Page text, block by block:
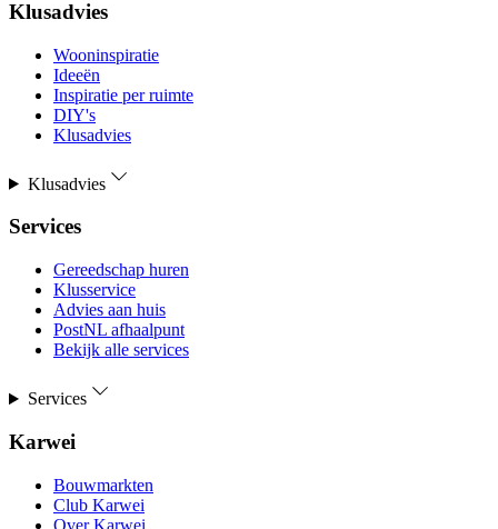
Klusadvies
Wooninspiratie
Ideeën
Inspiratie per ruimte
DIY's
Klusadvies
Klusadvies
Services
Gereedschap huren
Klusservice
Advies aan huis
PostNL afhaalpunt
Bekijk alle services
Services
Karwei
Bouwmarkten
Club Karwei
Over Karwei